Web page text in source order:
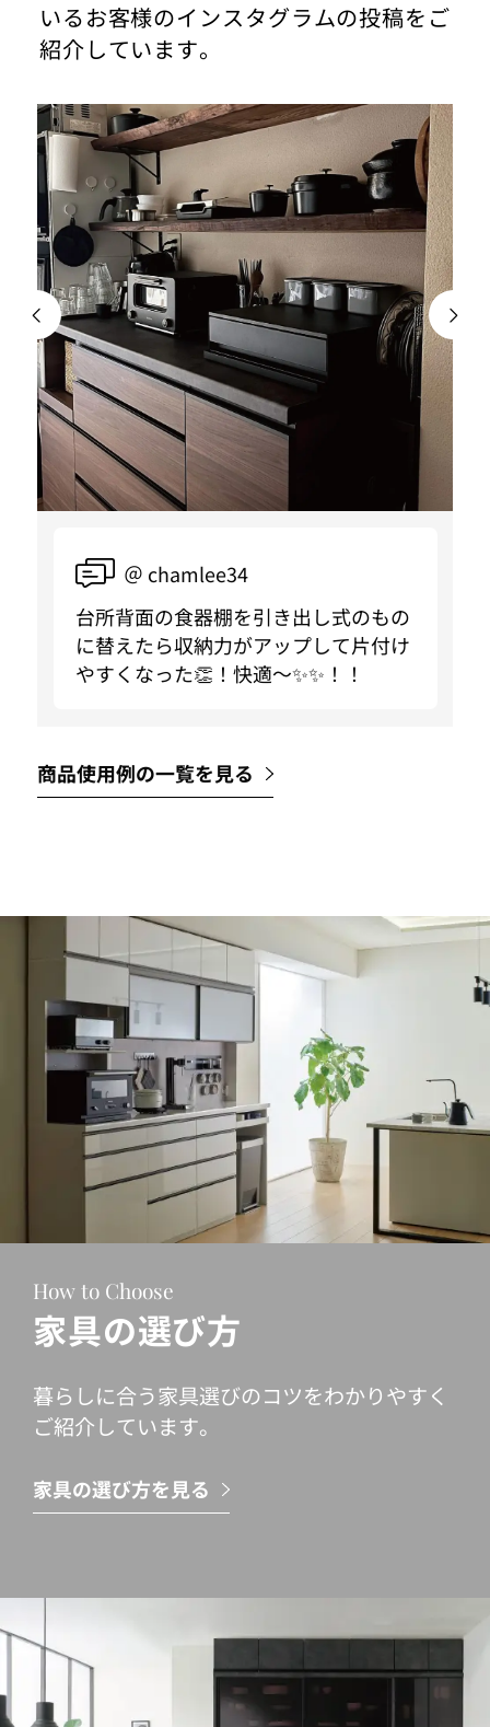
いるお客様のインスタグラムの投稿をご
紹介しています。
＠ chamlee34
台所背面の食器棚を引き出し式のもの
に替えたら収納力がアップして片付け
やすくなった👏！快適〜✨✨！！
商品使用例の一覧を見る
How to Choose
家具の選び方
暮らしに合う家具選びのコツをわかりやすく
ご紹介しています。
家具の選び方を見る